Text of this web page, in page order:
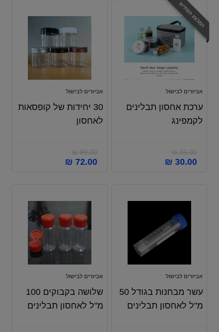
המבצע הסתיים
אביזרים לבישול
ערכת אחסון תבלינים
לקמפינג
₪35.00
₪ 30.00
אביזרים לבישול
30 יחידות של קופסאות
לאחסון
₪99.00
₪ 72.00
אביזרים לבישול
עשר מבחנות בגודל 50
מ"ל לאחסון תבלינים
אביזרים לבישול
שלושה בקבוקים 100
מ"ל לאחסון תבלינים